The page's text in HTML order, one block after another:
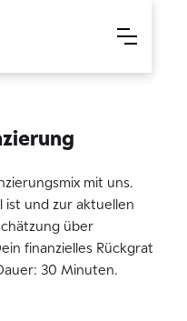
mit uns.
ist und zur aktuellen
über
finanzielles Rückgrat
30 Minuten.